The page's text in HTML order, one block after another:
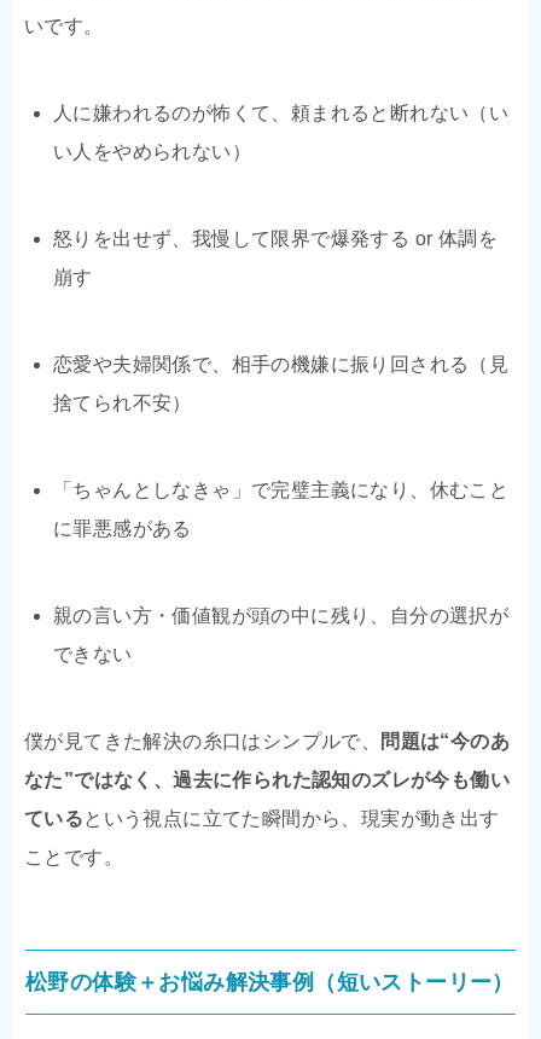
いです。
人に嫌われるのが怖くて、頼まれると断れない（い
い人をやめられない）
怒りを出せず、我慢して限界で爆発する or 体調を
崩す
恋愛や夫婦関係で、相手の機嫌に振り回される（見
捨てられ不安）
「ちゃんとしなきゃ」で完璧主義になり、休むこと
に罪悪感がある
親の言い方・価値観が頭の中に残り、自分の選択が
できない
僕が見てきた解決の糸口はシンプルで、
問題は“今のあ
なた”ではなく、過去に作られた認知のズレが今も働い
ているという視点に立てた瞬間から、現実が動き出す
ことです。
松野の体験＋お悩み解決事例（短いストーリー）